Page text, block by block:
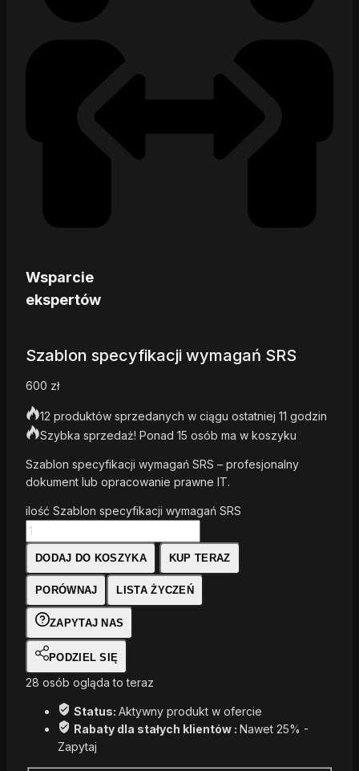
Wsparcie
ekspertów
Szablon specyfikacji wymagań SRS
600 zł
12 produktów sprzedanych w ciągu ostatniej 11 godzin
Szybka sprzedaż! Ponad 15 osób ma w koszyku
Szablon specyfikacji wymagań SRS – profesjonalny
dokument lub opracowanie prawne IT.
ilość Szablon specyfikacji wymagań SRS
DODAJ DO KOSZYKA KUP TERAZ
PORÓWNAJ LISTA ŻYCZEŃ
ZAPYTAJ NAS
PODZIEL SIĘ
28 osób ogląda to teraz
Status: Aktywny produkt w ofercie
Rabaty dla stałych klientów : Nawet 25% -
Zapytaj